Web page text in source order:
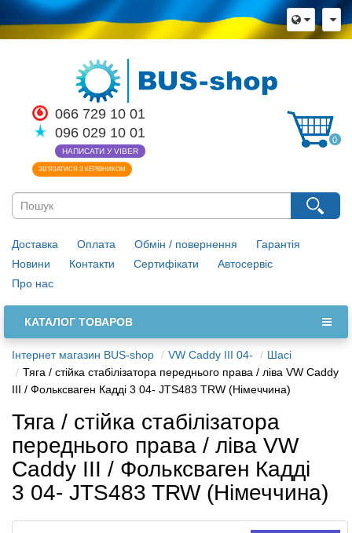
066 729 10 01
096 029 10 01
НАПИСАТИ У VIBER
ЗВ’ЯЗАТИСЯ З КЕРІВНИКОМ
0
Доставка Оплата Обмін / повернення
Гарантія
Новини
Контакти Сертифікати
Автосервіс
Про нас
КАТАЛОГ ТОВАРОВ
Інтернет магазин BUS-shop VW Caddy III 04-
Шасі
Тяга / стійка стабілізатора переднього права / ліва VW Caddy
III / Фольксваген Кадді 3 04- JTS483 TRW (Німеччина)
Тяга / стійка стабілізатора
переднього права / ліва VW
Caddy III / Фольксваген Кадді
3 04- JTS483 TRW (Німеччина)